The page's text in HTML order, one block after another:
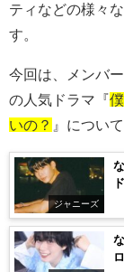
ティなどの様々
す。
今回は、メンバ
の人気ドラマ『
いの？ 』につい
ジャニーズ